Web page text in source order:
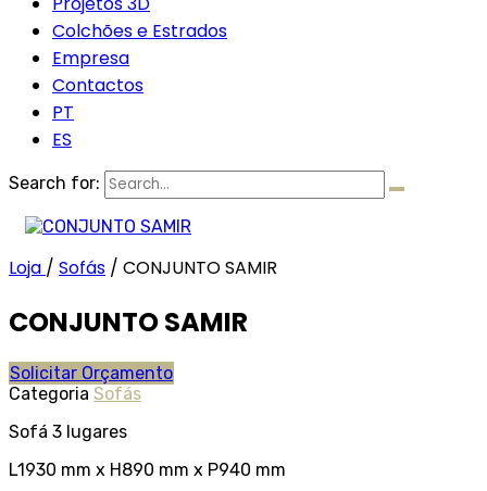
Colchões e Estrados
Empresa
Contactos
PT
ES
Search for:
Loja / Sofás / CONJUNTO SAMIR
CONJUNTO SAMIR
Solicitar Orçamento
Categoria Sofás
Sofá 3 lugares
L1930 mm x H890 mm x P940 mm